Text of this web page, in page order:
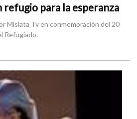
refugio para la esperanza
Mislata Tv en conmemoración del 20
Refugiado.